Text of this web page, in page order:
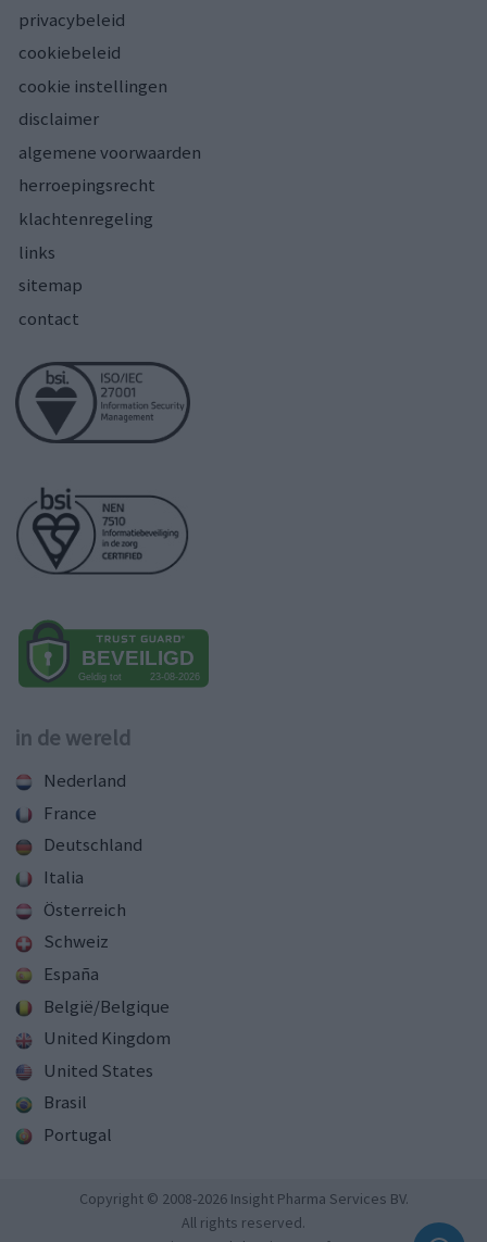
privacybeleid
cookiebeleid
cookie instellingen
disclaimer
algemene voorwaarden
herroepingsrecht
klachtenregeling
links
sitemap
contact
in de wereld
Nederland
France
Deutschland
Italia
Österreich
Schweiz
España
België/Belgique
United Kingdom
United States
Brasil
Portugal
Copyright © 2008-2026 Insight Pharma Services BV.
All rights reserved.